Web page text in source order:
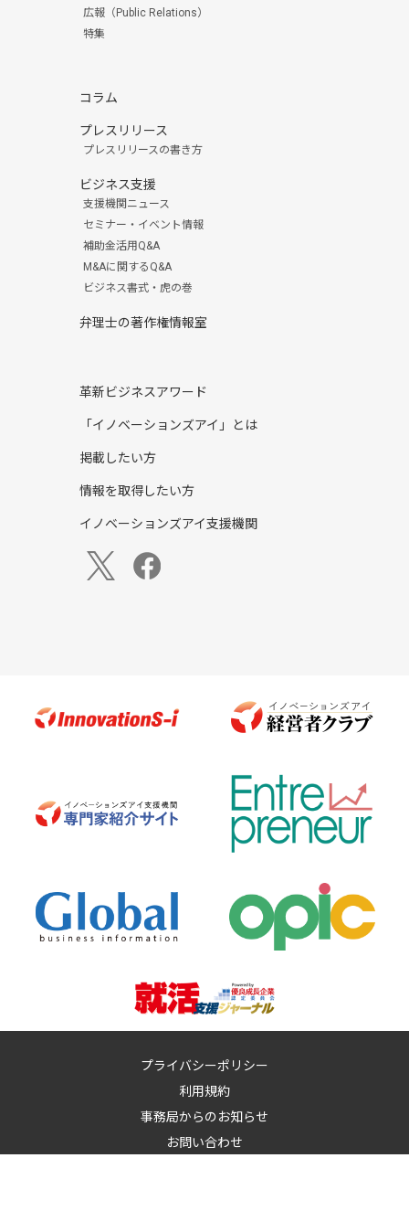
広報（Public Relations）
特集
コラム
プレスリリース
プレスリリースの書き方
ビジネス支援
支援機関ニュース
セミナー・イベント情報
補助金活用Q&A
M&Aに関するQ&A
ビジネス書式・虎の巻
弁理士の著作権情報室
革新ビジネスアワード
「イノベーションズアイ」とは
掲載したい方
情報を取得したい方
イノベーションズアイ支援機関
プライバシーポリシー
利用規約
事務局からのお知らせ
お問い合わせ